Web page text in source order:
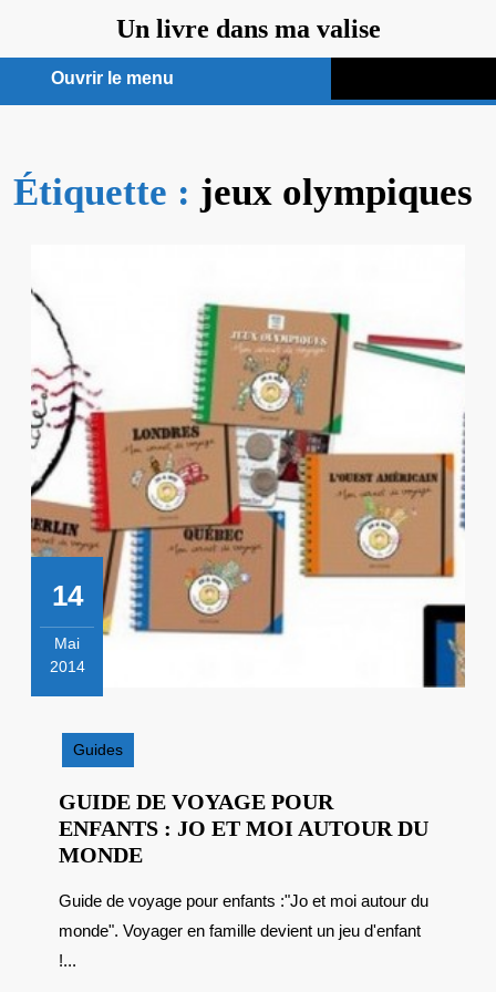
contenu
Un livre dans ma valise
Ouvrir le menu
menu
Étiquette : jeux olympiques
14
Mai
2014
2014
Guides
GUIDE DE VOYAGE POUR
ENFANTS : JO ET MOI AUTOUR DU
MONDEGUIDE
VOYAGE
POUR
Guide de voyage pour enfants :"Jo et moi autour du
monde". Voyager en famille devient un jeu d'enfant
!...